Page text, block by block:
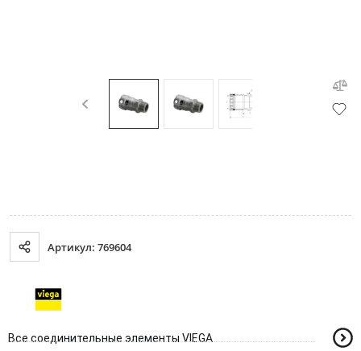
Артикул: 769604
Все соединительные элементы VIEGA